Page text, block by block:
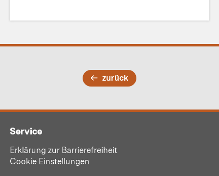
zurück
Service
Erklärung zur Barrierefreiheit
Cookie Einstellungen